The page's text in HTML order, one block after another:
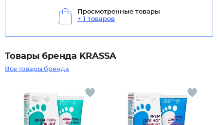
Просмотренные товары
+ 1 товаров
Товары бренда KRASSA
Все товары бренда